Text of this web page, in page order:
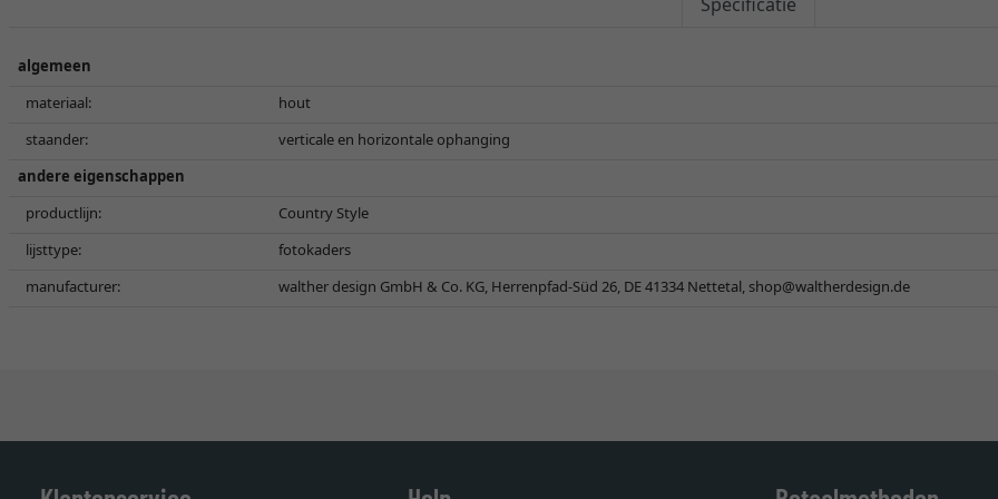
algemeen
materiaal:
hout
staander:
verticale en horizontale ophanging
andere eigenschappen
productlijn:
Country Style
lijsttype:
fotokaders
manufacturer:
walther design GmbH & Co. KG, Herrenpfad-Süd 26, DE 41334 Nettetal,shop@waltherdesign.de